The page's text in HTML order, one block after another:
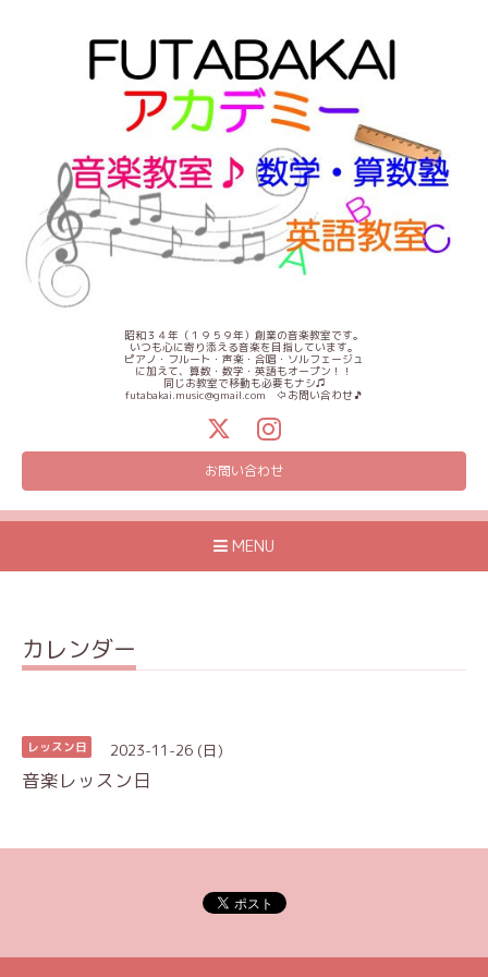
昭和３４年（１９５９年）創業の音楽教室です。
いつも心に寄り添える音楽を目指しています。
ピアノ・フルート・声楽・合唱・ソルフェージュ
に加えて、算数・数学・英語もオープン！！
同じお教室で移動も必要もナシ♫
futabakai.music@gmail.com ⇦お問い合わせ🎵
お問い合わせ
MENU
カレンダー
レッスン日 2023-11-26 (日)
音楽レッスン日